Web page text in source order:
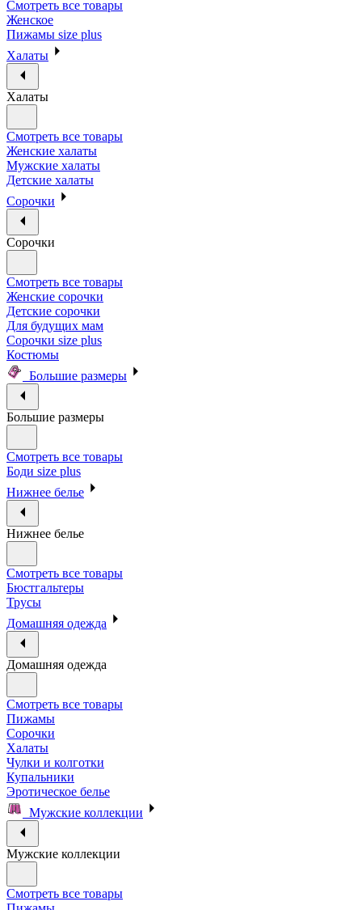
Смотреть все товары
Женское
Пижамы size plus
Халаты
Халаты
Смотреть все товары
Женские халаты
Мужские халаты
Детские халаты
Сорочки
Сорочки
Смотреть все товары
Женские сорочки
Детские сорочки
Для будущих мам
Сорочки size plus
Костюмы
Большие размеры
Большие размеры
Смотреть все товары
Боди size plus
Нижнее белье
Нижнее белье
Смотреть все товары
Бюстгальтеры
Трусы
Домашняя одежда
Домашняя одежда
Смотреть все товары
Пижамы
Сорочки
Халаты
Чулки и колготки
Купальники
Эротическое белье
Мужские коллекции
Мужские коллекции
Смотреть все товары